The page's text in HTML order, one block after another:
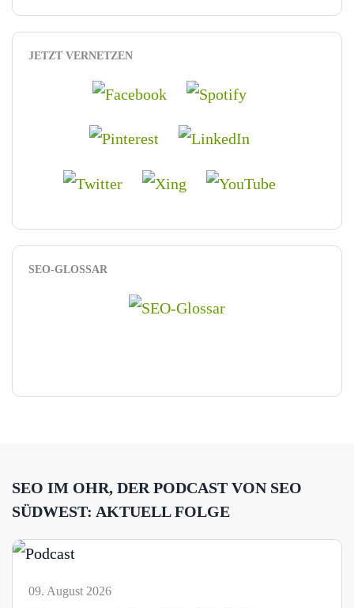
JETZT VERNETZEN
SEO-GLOSSAR
SEO IM OHR, DER PODCAST VON SEO
SÜDWEST: AKTUELL FOLGE
09. August 2026